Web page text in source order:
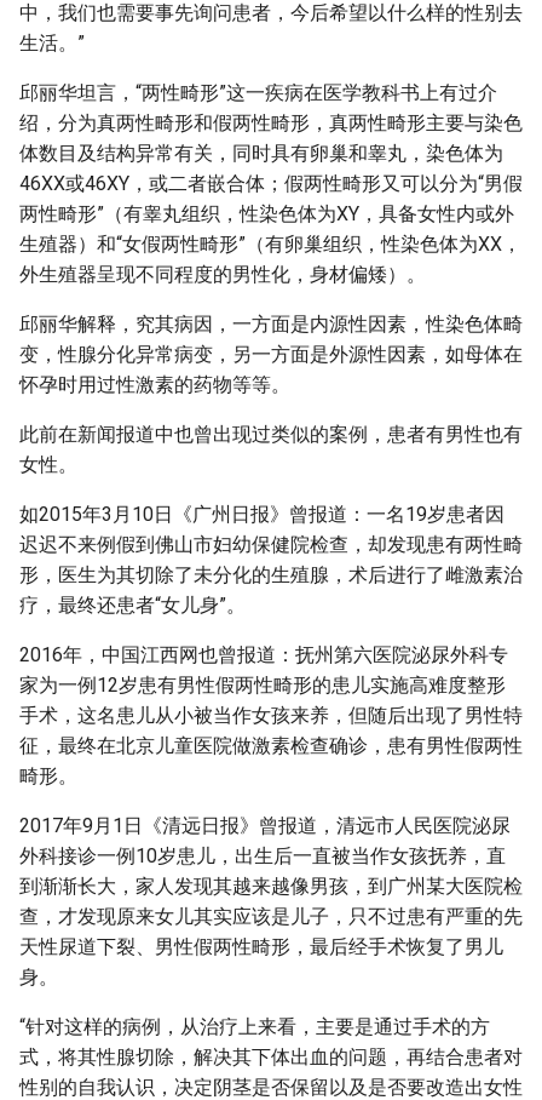
中，我们也需要事先询问患者，今后希望以什么样的性别去
生活。”
邱丽华坦言，“两性畸形”这一疾病在医学教科书上有过介
绍，分为真两性畸形和假两性畸形，真两性畸形主要与染色
体数目及结构异常有关，同时具有卵巢和睾丸，染色体为
46XX或46XY，或二者嵌合体；假两性畸形又可以分为“男假
两性畸形”（有睾丸组织，性染色体为XY，具备女性内或外
生殖器）和“女假两性畸形”（有卵巢组织，性染色体为XX，
外生殖器呈现不同程度的男性化，身材偏矮）。
邱丽华解释，究其病因，一方面是内源性因素，性染色体畸
变，性腺分化异常病变，另一方面是外源性因素，如母体在
怀孕时用过性激素的药物等等。
此前在新闻报道中也曾出现过类似的案例，患者有男性也有
女性。
如2015年3月10日《广州日报》曾报道：一名19岁患者因
迟迟不来例假到佛山市妇幼保健院检查，却发现患有两性畸
形，医生为其切除了未分化的生殖腺，术后进行了雌激素治
疗，最终还患者“女儿身”。
2016年，中国江西网也曾报道：抚州第六医院泌尿外科专
家为一例12岁患有男性假两性畸形的患儿实施高难度整形
手术，这名患儿从小被当作女孩来养，但随后出现了男性特
征，最终在北京儿童医院做激素检查确诊，患有男性假两性
畸形。
2017年9月1日《清远日报》曾报道，清远市人民医院泌尿
外科接诊一例10岁患儿，出生后一直被当作女孩抚养，直
到渐渐长大，家人发现其越来越像男孩，到广州某大医院检
查，才发现原来女儿其实应该是儿子，只不过患有严重的先
天性尿道下裂、男性假两性畸形，最后经手术恢复了男儿
身。
“针对这样的病例，从治疗上来看，主要是通过手术的方
式，将其性腺切除，解决其下体出血的问题，再结合患者对
性别的自我认识，决定阴茎是否保留以及是否要改造出女性